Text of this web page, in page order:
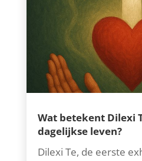
Wat betekent Dilexi
dagelijkse leven?
Dilexi Te, de eerste